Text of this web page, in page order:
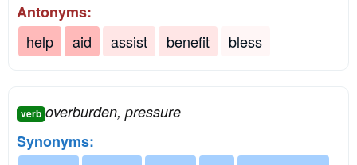
Antonyms:
help
aid assist benefit bless
verb overburden, pressure
Synonyms: